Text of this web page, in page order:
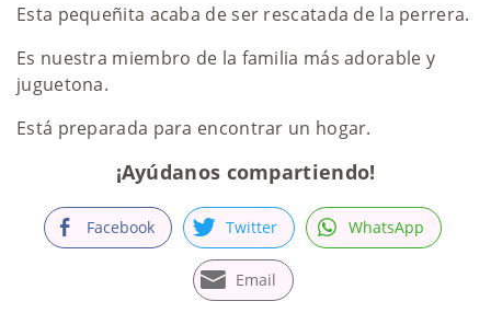
Esta pequeñita acaba de ser rescatada de la perrera.
Es nuestra miembro de la familia más adorable y
juguetona.
Está preparada para encontrar un hogar.
¡Ayúdanos compartiendo!
Facebook Twitter WhatsApp
Email